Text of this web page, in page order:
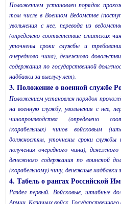
Положением установлен порядок
том числе в Военном Ведомстве
увольнения с нее, перевода из
(определено соответствие статских
уточнены сроки службы и
очередного чина), денежного
содержания по государственной
надбавки за выслугу лет).
3. Положение о военной службе
Положением установлен порядок
на военную службу, увольнения с нее,
чинопроизводства (определено
(корабельных) чинов войсковым
должностям, уточнены сроки службы
получения очередного чина),
денежного содержания по воинской
(корабельному) чину, денежные надбавки
4. Табель о рангах Российской
Раздел первый. Войсковые, штабные
Армии, Казачьих войск, Государственного